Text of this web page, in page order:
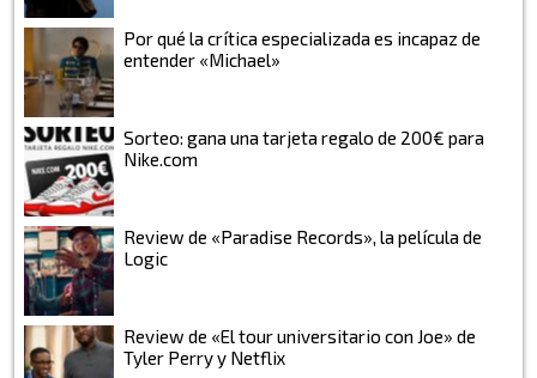
Por qué la crítica especializada es incapaz de
entender «Michael»
Sorteo: gana una tarjeta regalo de 200€ para
Nike.com
Review de «Paradise Records», la película de
Logic
Review de «El tour universitario con Joe» de
Tyler Perry y Netflix